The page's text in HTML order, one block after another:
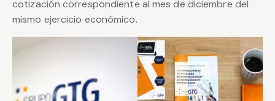
cotización correspondiente al mes de diciembre del
mismo ejercicio económico.